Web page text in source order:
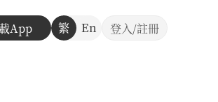
App 繁 En 登入/註冊